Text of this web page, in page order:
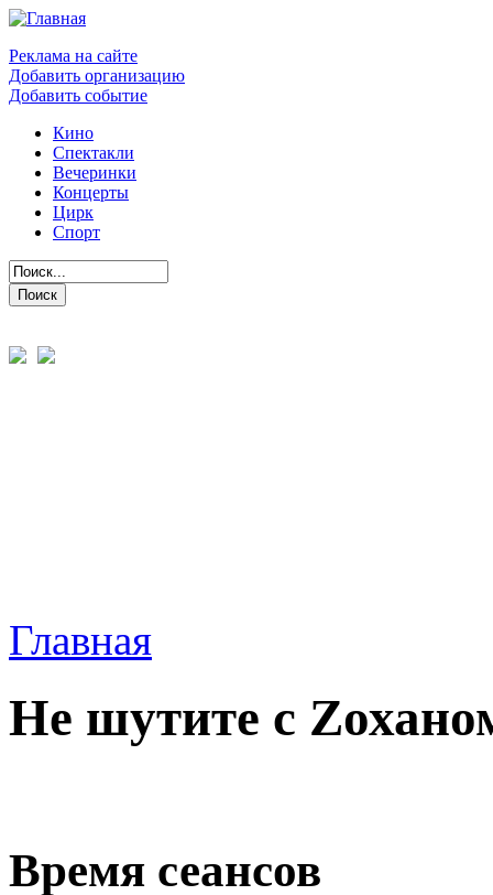
Реклама на сайте
Добавить организацию
Добавить событие
Кино
Спектакли
Вечеринки
Концерты
Цирк
Спорт
Главная
Не шутите с
Время сеансов